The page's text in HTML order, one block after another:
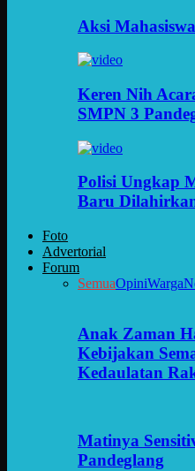
Aksi
Keren Nih
SMPN 3
Polisi Ungkap
Baru
Foto
Advertorial
Forum
SemuaOpini
Anak Zaman
Kebijakan
Kedaulatan
Matinya
Pandeglang